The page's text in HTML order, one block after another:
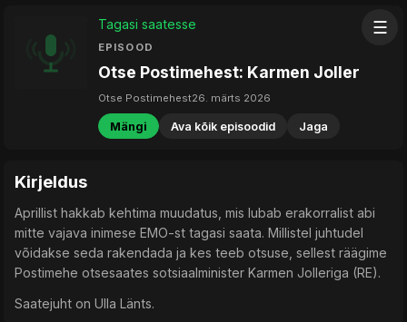
☰
Tagasi saatesse
EPISOOD
Otse Postimehest: Karmen Joller
Otse Postimehest26. märts 2026
Mängi Ava kõik episoodid Jaga
Kirjeldus
Aprillist hakkab kehtima muudatus, mis lubab erakorralist abi
mitte vajava inimese EMO-st tagasi saata. Millistel juhtudel
võidakse seda rakendada ja kes teeb otsuse, sellest räägime
Postimehe otsesaates sotsiaalminister Karmen Jolleriga (RE).
Saatejuht on Ulla Länts.